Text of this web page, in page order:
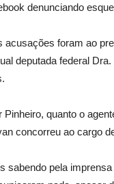
denunciando
acusações foram ao
deputada federal
Pinheiro, quanto o
concorreu ao cargo
sabendo pela